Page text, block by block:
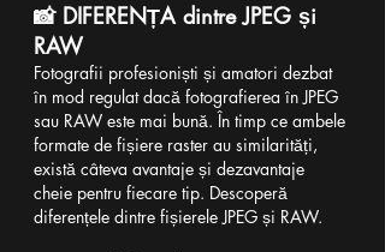
📸 DIFERENȚA dintre JPEG și
RAW
Fotografii profesioniști și amatori dezbat
în mod regulat dacă fotografierea în JPEG
sau RAW este mai bună. În timp ce ambele
formate de fișiere raster au similarități,
există câteva avantaje și dezavantaje
cheie pentru fiecare tip. Descoperă
diferențele dintre fișierele JPEG și RAW.